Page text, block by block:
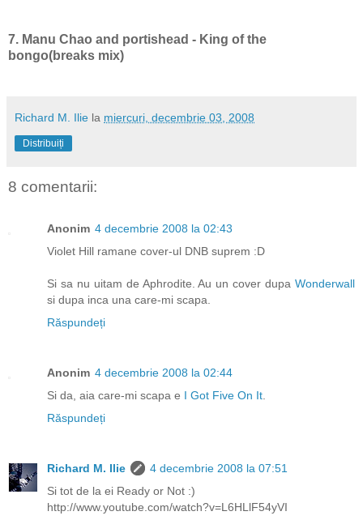
7. Manu Chao and portishead - King of the
bongo(breaks mix)
Richard M. Ilie la miercuri, decembrie 03, 2008
Distribuiți
8 comentarii:
Anonim 4 decembrie 2008 la 02:43
Violet Hill ramane cover-ul DNB suprem :D
Si sa nu uitam de Aphrodite. Au un cover dupa Wonderwall
si dupa inca una care-mi scapa.
Răspundeți
Anonim 4 decembrie 2008 la 02:44
Si da, aia care-mi scapa e I Got Five On It
Răspundeți
Richard M. Ilie
4 decembrie 2008 la 07:51
Si tot de la ei Ready or Not :)
http://www.youtube.com/watch?v=L6HLlF54yVI